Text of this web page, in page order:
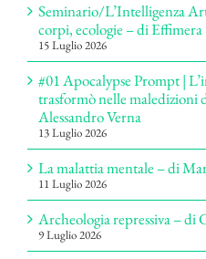
Seminario/L’Intelligenza
corpi, ecologie – di Effimera
15 Luglio 2026
#01 Apocalypse Prompt |
trasformò nelle
Alessandro Verna
13 Luglio 2026
La malattia mentale – di
11 Luglio 2026
Archeologia repressiva – di
9 Luglio 2026